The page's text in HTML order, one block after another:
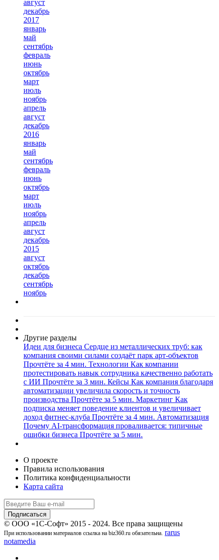
август
декабрь
2017
январь
май
сентябрь
февраль
июнь
октябрь
март
июль
ноябрь
апрель
август
декабрь
2016
январь
май
сентябрь
февраль
июнь
октябрь
март
июль
ноябрь
апрель
август
декабрь
2015
август
октябрь
декабрь
сентябрь
ноябрь
Другие разделы
Идеи для бизнеса Сердце из металлических труб: как
компания своими силами создаёт парк арт-объектов
Прочтёте за 4 мин. Технологии Как компании
протестировать навык сотрудника качественно работать
с ИИ Прочтёте за 3 мин. Кейсы Как компания благодаря
автоматизации увеличила скорость и точность
производства Прочтёте за 5 мин. Маркетинг Как
подписка меняет поведение клиентов и увеличивает
доход фитнес-клуба Прочтёте за 4 мин. Автоматизация
Почему AI-трансформация проваливается: типичные
ошибки бизнеса Прочтёте за 5 мин.
О проекте
Правила использования
Политика конфиденциальности
Карта сайта
© ООО «1С-Софт» 2015 - 2024. Все права защищены
При использовании материалов ссылка на biz360.ru обязательна. rarus
notamedia